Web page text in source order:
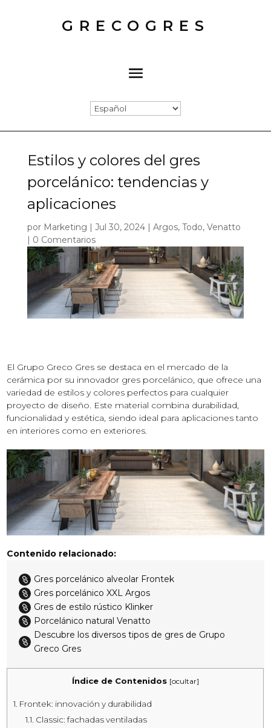
GRECOGRES
Estilos y colores del gres
porcelánico: tendencias y
aplicaciones
por Marketing | Jul 30, 2024| Argos, Todo, Venatto
| 0 Comentarios
El Grupo Greco Gres se destaca en el mercado de la
cerámica por su innovador gres porcelánico, que ofrece una
variedad de estilos y colores perfectos para cualquier
proyecto de diseño. Este material combina durabilidad,
funcionalidad y estética, siendo ideal para aplicaciones tanto
en interiores como en exteriores.
Contenido relacionado:
 Gres porcelánico alveolar Frontek
 Gres porcelánico XXL Argos
 Gres de estilo rústico Klinker
 Porcelánico natural Venatto

Descubre los diversos tipos de gres de Grupo
Greco Gres
Índice de Contenidos [ocultar]
1. Frontek: innovación y durabilidad
1.1. Classic: fachadas ventiladas